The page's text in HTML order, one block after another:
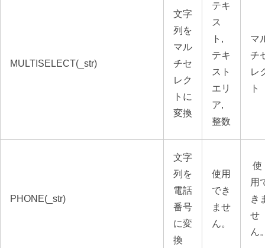
MULTISELECT(_str)
文字
列を
マル
チセ
レク
トに
変換
テキ
ス
ト,
テキ
スト
エリ
ア,
整数
マ
チ
レ
ト
PHONE(_str)
文字
列を
電話
番号
に変
換
使用
でき
ませ
ん。
使
用
き
せ
ん